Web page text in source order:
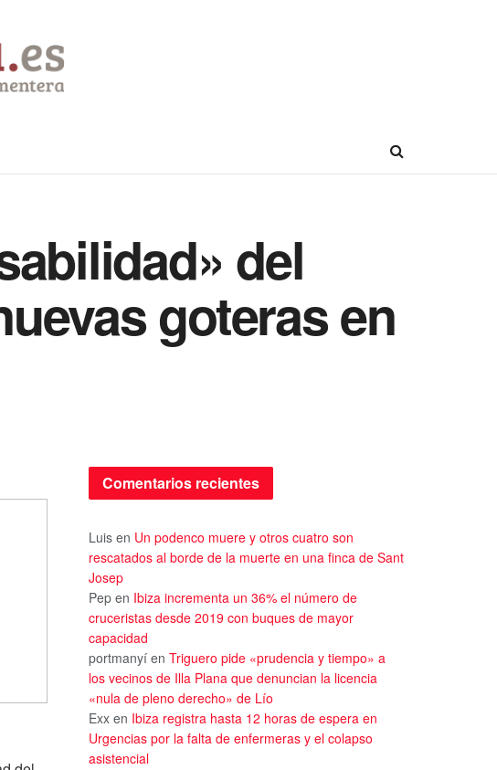
del
goteras en
Comentarios recientes
Luis en Un podenco muere y otros cuatro son
rescatados al borde de la muerte en una finca de Sant
Josep
Pep en Ibiza incrementa un 36% el número de
cruceristas desde 2019 con buques de mayor
capacidad
portmanyí en Triguero pide «prudencia y tiempo» a
los vecinos de Illa Plana que denuncian la licencia
«nula de pleno derecho» de Lío
Exx en Ibiza registra hasta 12 horas de espera en
Urgencias por la falta de enfermeras y el colapso
asistencial